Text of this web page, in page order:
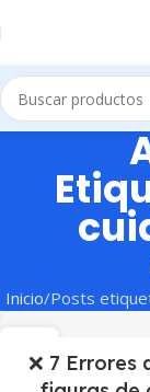
Inicio Posts
17
MAY
❌ 7